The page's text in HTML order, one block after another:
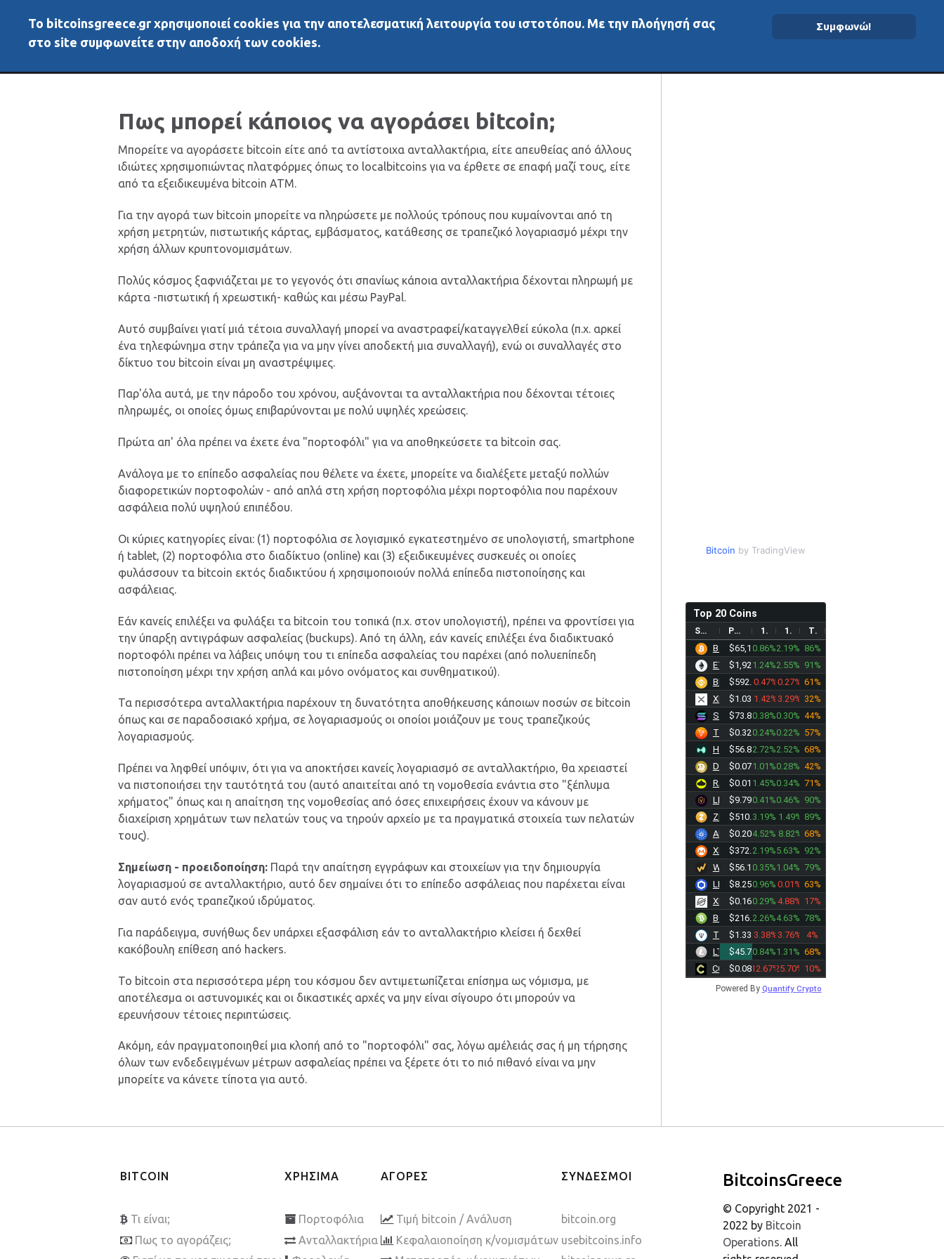
BitcoinsGreeceΑρχική
Πως μπορεί κάποιος να αγοράσει bitcoin;
Μπορείτε να αγοράσετε bitcoin είτε από τα αντίστοιχα ανταλλακτήρια, είτε απευθείας από άλλους
ιδιώτες χρησιμοπιώντας πλατφόρμες όπως το localbitcoins για να έρθετε σε επαφή μαζί τους, είτε
από τα εξειδικευμένα bitcoin ATM.
Για την αγορά των bitcoin μπορείτε να πληρώσετε με πολλούς τρόπους που κυμαίνονται από τη
χρήση μετρητών, πιστωτικής κάρτας, εμβάσματος, κατάθεσης σε τραπεζικό λογαριασμό μέχρι την
χρήση άλλων κρυπτονομισμάτων.
Πολύς κόσμος ξαφνιάζεται με το γεγονός ότι σπανίως κάποια ανταλλακτήρια δέχονται πληρωμή με
κάρτα -πιστωτική ή χρεωστική- καθώς και μέσω PayPal.
Αυτό συμβαίνει γιατί μιά τέτοια συναλλαγή μπορεί να αναστραφεί/καταγγελθεί εύκολα (π.χ. αρκεί
ένα τηλεφώνημα στην τράπεζα για να μην γίνει αποδεκτή μια συναλλαγή), ενώ οι συναλλαγές στο
δίκτυο του bitcoin είναι μη αναστρέψιμες.
Παρ'όλα αυτά, με την πάροδο του χρόνου, αυξάνονται τα ανταλλακτήρια που δέχονται τέτοιες
πληρωμές, οι οποίες όμως επιβαρύνονται με πολύ υψηλές χρεώσεις.
Πρώτα απ' όλα πρέπει να έχετε ένα "πορτοφόλι" για να αποθηκεύσετε τα bitcoin σας.
Ανάλογα με το επίπεδο ασφαλείας που θέλετε να έχετε, μπορείτε να διαλέξετε μεταξύ πολλών
διαφορετικών πορτοφολών - από απλά στη χρήση πορτοφόλια μέχρι πορτοφόλια που παρέχουν
ασφάλεια πολύ υψηλού επιπέδου.
Οι κύριες κατηγορίες είναι: (1) πορτοφόλια σε λογισμικό εγκατεστημένο σε υπολογιστή, smartphone
ή tablet, (2) πορτοφόλια στο διαδίκτυο (online) και (3) εξειδικευμένες συσκευές οι οποίες
φυλάσσουν τα bitcoin εκτός διαδικτύου ή χρησιμοποιούν πολλά επίπεδα πιστοποίησης και
ασφάλειας.
Εάν κανείς επιλέξει να φυλάξει τα bitcoin του τοπικά (π.χ. στον υπολογιστή), πρέπει να φροντίσει για
την ύπαρξη αντιγράφων ασφαλείας (buckups). Από τη άλλη, εάν κανείς επιλέξει ένα διαδικτυακό
πορτοφόλι πρέπει να λάβεις υπόψη του τι επίπεδα ασφαλείας του παρέχει (από πολυεπίπεδη
πιστοποίηση μέχρι την χρήση απλά και μόνο ονόματος και συνθηματικού).
Τα περισσότερα ανταλλακτήρια παρέχουν τη δυνατότητα αποθήκευσης κάποιων ποσών σε bitcoin
όπως και σε παραδοσιακό χρήμα, σε λογαριασμούς οι οποίοι μοιάζουν με τους τραπεζικούς
λογαριασμούς.
Πρέπει να ληφθεί υπόψιν, ότι για να αποκτήσει κανείς λογαριασμό σε ανταλλακτήριο, θα χρειαστεί
να πιστοποιήσει την ταυτότητά του (αυτό απαιτείται από τη νομοθεσία ενάντια στο "ξέπλυμα
χρήματος" όπως και η απαίτηση της νομοθεσίας από όσες επιχειρήσεις έχουν να κάνουν με
διαχείριση χρημάτων των πελατών τους να τηρούν αρχείο με τα πραγματικά στοιχεία των πελατών
τους).
Σημείωση - προειδοποίηση: Παρά την απαίτηση εγγράφων και στοιχείων για την δημιουργία
λογαριασμού σε ανταλλακτήριο, αυτό δεν σημαίνει ότι το επίπεδο ασφάλειας που παρέχεται είναι
σαν αυτό ενός τραπεζικού ιδρύματος.
Για παράδειγμα, συνήθως δεν υπάρχει εξασφάλιση εάν το ανταλλακτήριο κλείσει ή δεχθεί
κακόβουλη επίθεση από hackers.
Το bitcoin στα περισσότερα μέρη του κόσμου δεν αντιμετωπίζεται επίσημα ως νόμισμα, με
αποτέλεσμα οι αστυνομικές και οι δικαστικές αρχές να μην είναι σίγουρο ότι μπορούν να
ερευνήσουν τέτοιες περιπτώσεις.
Ακόμη, εάν πραγματοποιηθεί μια κλοπή από το "πορτοφόλι" σας, λόγω αμέλειάς σας ή μη τήρησης
όλων των ενδεδειγμένων μέτρων ασφαλείας πρέπει να ξέρετε ότι το πιό πιθανό είναι να μην
μπορείτε να κάνετε τίποτα για αυτό.
Bitcoin by TradingView
Top 20 Coins
SYMBOL PRICE 1D% 1W% TREND
BTC$65,176.59
0.86%2.19% 86%
ETH$1,929.67
1.24%2.55% 91%
BNB$592.78-0.47%-0.27% 61%
XRP $1.0369-1.42%-3.29% 32%
SOL$73.8798
0.38%0.30% 44%
TRX$0.32840.24%0.22% 57%
HYPE$56.8117
2.72%2.52% 68%
DOGE$0.07001.01%0.28% 42%
RAIN$0.01271.45%0.34% 71%
LEO $9.79050.41%0.46% 90%
ZEC $510.573.19%11.49% 89%
ADA$0.20114.52%18.82% 68%
XMR$372.092.19%5.63% 92%
WBT$56.1220
0.35%1.04% 79%
LINK$8.25700.96%-0.01% 63%
XLM$0.16130.29%-4.88% 17%
BCH$216.252.26%4.63% 78%
TONCOIN
$1.3360-3.38%-3.76%
4%
LTC $45.7900
0.84%1.31% 68%
CC
$0.0886-12.67%-25.70% 10%
Powered By Quantify Crypto
BITCOIN
Τι είναι;
Πως το αγοράζεις;
ΧΡΗΣΙΜΑ
Πορτοφόλια
Ανταλλακτήρια
ΑΓΟΡΕΣ
Τιμή bitcoin / Ανάλυση
Κεφαλαιοποίηση κ/νομισμάτων
ΣΥΝΔΕΣΜΟΙ
bitcoin.org
usebitcoins.info
BitcoinsGreece
© Copyright 2021 -
2022 by Bitcoin
Operations. All
To bitcoinsgreece.gr χρησιμοποιεί cookies για την αποτελεσματική λειτουργία του ιστοτόπου. Με την πλοήγησή σας
στο site συμφωνείτε στην αποδοχή των cookies.
Συμφωνώ!